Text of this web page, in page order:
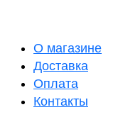
О магазине
Доставка
Оплата
Контакты